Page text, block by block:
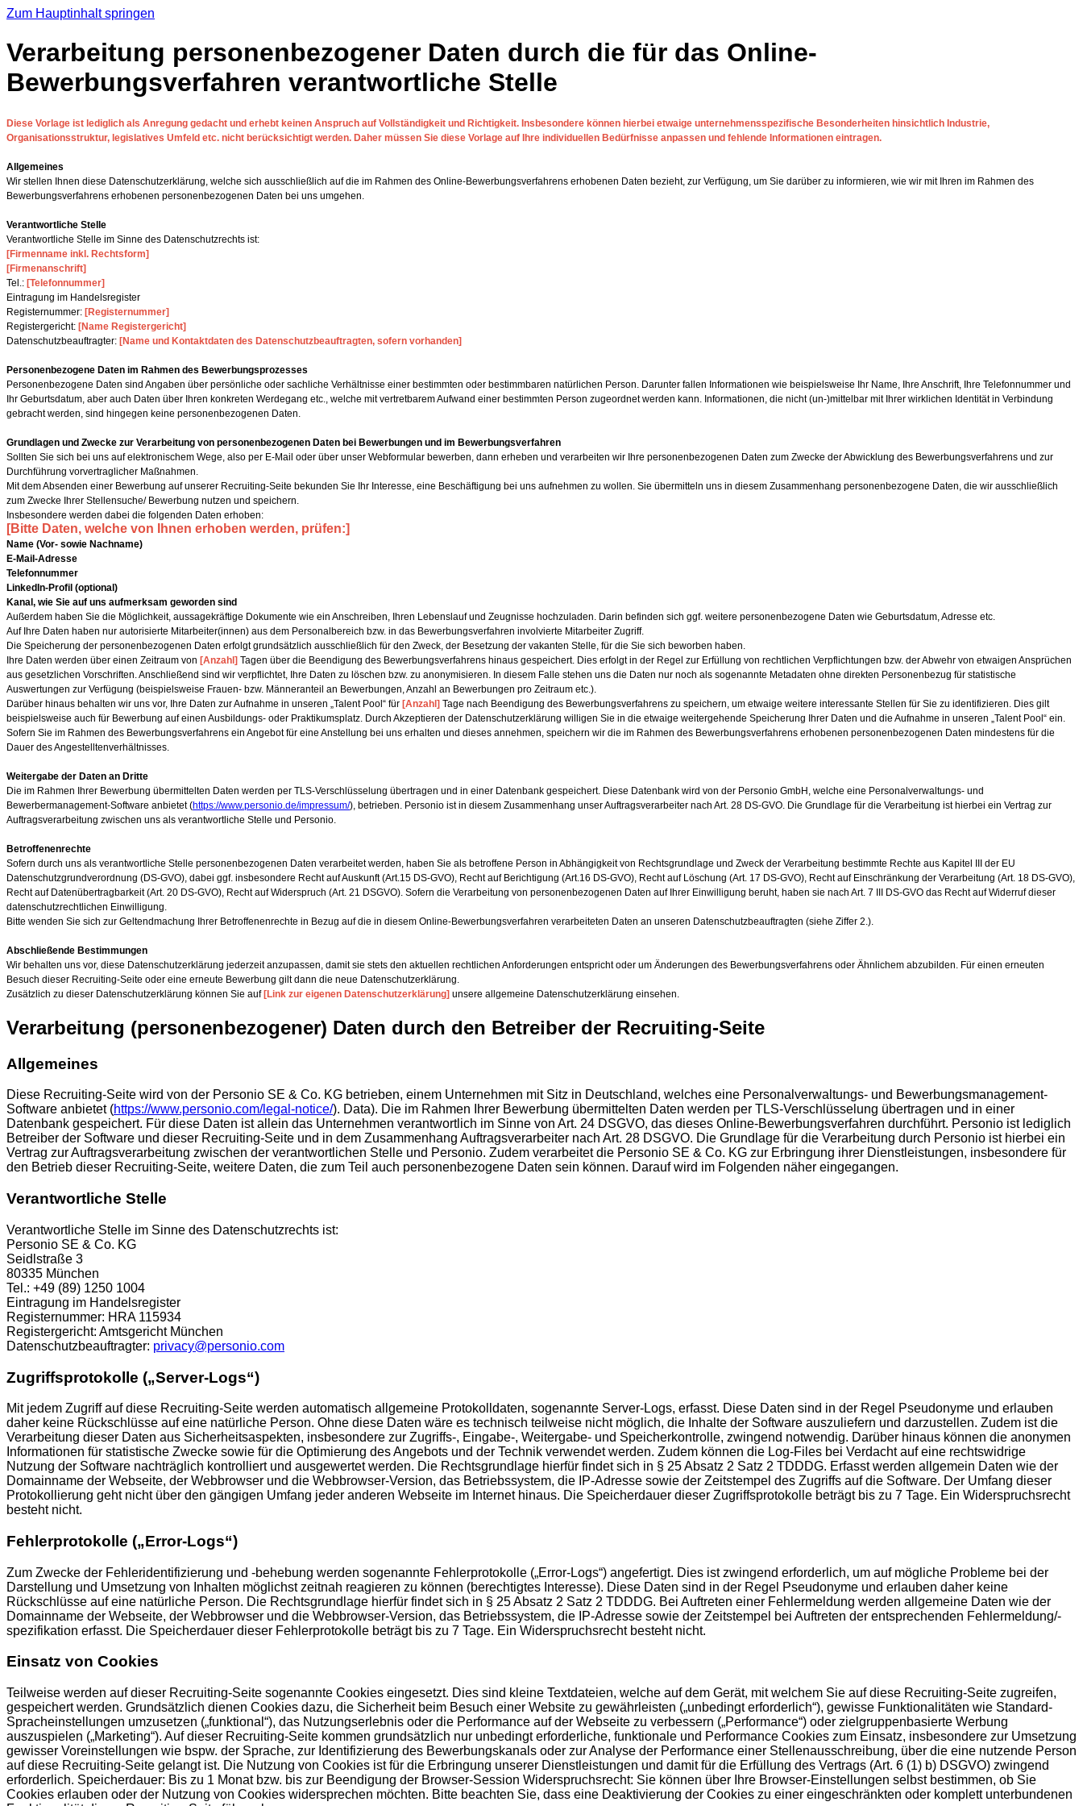
Zum Hauptinhalt springen
Verarbeitung personenbezogener Daten durch die für das Online-
Bewerbungsverfahren verantwortliche Stelle
Diese Vorlage ist lediglich als Anregung gedacht und erhebt keinen Anspruch auf Vollständigkeit und Richtigkeit. Insbesondere können hierbei etwaige unternehmensspezifische Besonderheiten hinsichtlich Industrie,
Organisationsstruktur, legislatives Umfeld etc. nicht berücksichtigt werden. Daher müssen Sie diese Vorlage auf Ihre individuellen Bedürfnisse anpassen und fehlende Informationen eintragen.
Allgemeines
Wir stellen Ihnen diese Datenschutzerklärung, welche sich ausschließlich auf die im Rahmen des Online-Bewerbungsverfahrens erhobenen Daten bezieht, zur Verfügung, um Sie darüber zu informieren, wie wir mit Ihren im Rahmen des
Bewerbungsverfahrens erhobenen personenbezogenen Daten bei uns umgehen.
Verantwortliche Stelle
Verantwortliche Stelle im Sinne des Datenschutzrechts ist:
[Firmenname inkl. Rechtsform]
[Firmenanschrift]
Tel.: [Telefonnummer]
Eintragung im Handelsregister
Registernummer: [Registernummer]
Registergericht: [Name Registergericht]
Datenschutzbeauftragter: [Name und Kontaktdaten des Datenschutzbeauftragten, sofern vorhanden]
Personenbezogene Daten im Rahmen des Bewerbungsprozesses
Personenbezogene Daten sind Angaben über persönliche oder sachliche Verhältnisse einer bestimmten oder bestimmbaren natürlichen Person. Darunter fallen Informationen wie beispielsweise Ihr Name, Ihre Anschrift, Ihre Telefonnummer und
Ihr Geburtsdatum, aber auch Daten über Ihren konkreten Werdegang etc., welche mit vertretbarem Aufwand einer bestimmten Person zugeordnet werden kann. Informationen, die nicht (un-)mittelbar mit Ihrer wirklichen Identität in Verbindung
gebracht werden, sind hingegen keine personenbezogenen Daten.
Grundlagen und Zwecke zur Verarbeitung von personenbezogenen Daten bei Bewerbungen und im Bewerbungsverfahren
Sollten Sie sich bei uns auf elektronischem Wege, also per E-Mail oder über unser Webformular bewerben, dann erheben und verarbeiten wir Ihre personenbezogenen Daten zum Zwecke der Abwicklung des Bewerbungsverfahrens und zur
Durchführung vorvertraglicher Maßnahmen.
Mit dem Absenden einer Bewerbung auf unserer Recruiting-Seite bekunden Sie Ihr Interesse, eine Beschäftigung bei uns aufnehmen zu wollen. Sie übermitteln uns in diesem Zusammenhang personenbezogene Daten, die wir ausschließlich
zum Zwecke Ihrer Stellensuche/ Bewerbung nutzen und speichern.
Insbesondere werden dabei die folgenden Daten erhoben:
[Bitte Daten, welche von Ihnen erhoben werden, prüfen:]
Name (Vor- sowie Nachname)
E-Mail-Adresse
Telefonnummer
LinkedIn-Profil (optional)
Kanal, wie Sie auf uns aufmerksam geworden sind
Außerdem haben Sie die Möglichkeit, aussagekräftige Dokumente wie ein Anschreiben, Ihren Lebenslauf und Zeugnisse hochzuladen. Darin befinden sich ggf. weitere personenbezogene Daten wie Geburtsdatum, Adresse etc.
Auf Ihre Daten haben nur autorisierte Mitarbeiter(innen) aus dem Personalbereich bzw. in das Bewerbungsverfahren involvierte Mitarbeiter Zugriff.
Die Speicherung der personenbezogenen Daten erfolgt grundsätzlich ausschließlich für den Zweck, der Besetzung der vakanten Stelle, für die Sie sich beworben haben.
Ihre Daten werden über einen Zeitraum von [Anzahl] Tagen über die Beendigung des Bewerbungsverfahrens hinaus gespeichert. Dies erfolgt in der Regel zur Erfüllung von rechtlichen Verpflichtungen bzw. der Abwehr von etwaigen Ansprüchen
aus gesetzlichen Vorschriften. Anschließend sind wir verpflichtet, Ihre Daten zu löschen bzw. zu anonymisieren. In diesem Falle stehen uns die Daten nur noch als sogenannte Metadaten ohne direkten Personenbezug für statistische
Auswertungen zur Verfügung (beispielsweise Frauen- bzw. Männeranteil an Bewerbungen, Anzahl an Bewerbungen pro Zeitraum etc.).
Darüber hinaus behalten wir uns vor, Ihre Daten zur Aufnahme in unseren „Talent Pool“ für [Anzahl] Tage nach Beendigung des Bewerbungsverfahrens zu speichern, um etwaige weitere interessante Stellen für Sie zu identifizieren. Dies gilt
beispielsweise auch für Bewerbung auf einen Ausbildungs- oder Praktikumsplatz. Durch Akzeptieren der Datenschutzerklärung willigen Sie in die etwaige weitergehende Speicherung Ihrer Daten und die Aufnahme in unseren „Talent Pool“ ein.
Sofern Sie im Rahmen des Bewerbungsverfahrens ein Angebot für eine Anstellung bei uns erhalten und dieses annehmen, speichern wir die im Rahmen des Bewerbungsverfahrens erhobenen personenbezogenen Daten mindestens für die
Dauer des Angestelltenverhältnisses.
Weitergabe der Daten an Dritte
Die im Rahmen Ihrer Bewerbung übermittelten Daten werden per TLS-Verschlüsselung übertragen und in einer Datenbank gespeichert. Diese Datenbank wird von der Personio GmbH, welche eine Personalverwaltungs- und
Bewerbermanagement-Software anbietet (https://www.personio.de/impressum/), betrieben. Personio ist in diesem Zusammenhang unser Auftragsverarbeiter nach Art. 28 DS-GVO. Die Grundlage für die Verarbeitung ist hierbei ein Vertrag zur
Auftragsverarbeitung zwischen uns als verantwortliche Stelle und Personio.
Betroffenenrechte
Sofern durch uns als verantwortliche Stelle personenbezogenen Daten verarbeitet werden, haben Sie als betroffene Person in Abhängigkeit von Rechtsgrundlage und Zweck der Verarbeitung bestimmte Rechte aus Kapitel III der EU
Datenschutzgrundverordnung (DS-GVO), dabei ggf. insbesondere Recht auf Auskunft (Art.15 DS-GVO), Recht auf Berichtigung (Art.16 DS-GVO), Recht auf Löschung (Art. 17 DS-GVO), Recht auf Einschränkung der Verarbeitung (Art. 18 DS-GVO),
Recht auf Datenübertragbarkeit (Art. 20 DS-GVO), Recht auf Widerspruch (Art. 21 DSGVO). Sofern die Verarbeitung von personenbezogenen Daten auf Ihrer Einwilligung beruht, haben sie nach Art. 7 III DS-GVO das Recht auf Widerruf dieser
datenschutzrechtlichen Einwilligung.
Bitte wenden Sie sich zur Geltendmachung Ihrer Betroffenenrechte in Bezug auf die in diesem Online-Bewerbungsverfahren verarbeiteten Daten an unseren Datenschutzbeauftragten (siehe Ziffer 2.).
Abschließende Bestimmungen
Wir behalten uns vor, diese Datenschutzerklärung jederzeit anzupassen, damit sie stets den aktuellen rechtlichen Anforderungen entspricht oder um Änderungen des Bewerbungsverfahrens oder Ähnlichem abzubilden. Für einen erneuten
Besuch dieser Recruiting-Seite oder eine erneute Bewerbung gilt dann die neue Datenschutzerklärung.
Zusätzlich zu dieser Datenschutzerklärung können Sie auf[Link zur eigenen Datenschutzerklärung] unsere allgemeine Datenschutzerklärung einsehen.
Verarbeitung (personenbezogener) Daten durch den Betreiber der Recruiting-Seite
Allgemeines
Diese Recruiting-Seite wird von der Personio SE & Co. KG betrieben, einem Unternehmen mit Sitz in Deutschland, welches eine Personalverwaltungs- und Bewerbungsmanagement-
Software anbietet (https://www.personio.com/legal-notice/). Data). Die im Rahmen Ihrer Bewerbung übermittelten Daten werden per TLS-Verschlüsselung übertragen und in einer
Datenbank gespeichert. Für diese Daten ist allein das Unternehmen verantwortlich im Sinne von Art. 24 DSGVO, das dieses Online-Bewerbungsverfahren durchführt. Personio ist lediglich
Betreiber der Software und dieser Recruiting-Seite und in dem Zusammenhang Auftragsverarbeiter nach Art. 28 DSGVO. Die Grundlage für die Verarbeitung durch Personio ist hierbei ein
Vertrag zur Auftragsverarbeitung zwischen der verantwortlichen Stelle und Personio. Zudem verarbeitet die Personio SE & Co. KG zur Erbringung ihrer Dienstleistungen, insbesondere für
den Betrieb dieser Recruiting-Seite, weitere Daten, die zum Teil auch personenbezogene Daten sein können. Darauf wird im Folgenden näher eingegangen.
Verantwortliche Stelle
Verantwortliche Stelle im Sinne des Datenschutzrechts ist:
Personio SE & Co. KG
Seidlstraße 3
80335 München
Tel.: +49 (89) 1250 1004
Eintragung im Handelsregister
Registernummer: HRA 115934
Registergericht: Amtsgericht München
Datenschutzbeauftragter: privacy@personio.com
Zugriffsprotokolle („Server-Logs“)
Mit jedem Zugriff auf diese Recruiting-Seite werden automatisch allgemeine Protokolldaten, sogenannte Server-Logs, erfasst. Diese Daten sind in der Regel Pseudonyme und erlauben
daher keine Rückschlüsse auf eine natürliche Person. Ohne diese Daten wäre es technisch teilweise nicht möglich, die Inhalte der Software auszuliefern und darzustellen. Zudem ist die
Verarbeitung dieser Daten aus Sicherheitsaspekten, insbesondere zur Zugriffs-, Eingabe-, Weitergabe- und Speicherkontrolle, zwingend notwendig. Darüber hinaus können die anonymen
Informationen für statistische Zwecke sowie für die Optimierung des Angebots und der Technik verwendet werden. Zudem können die Log-Files bei Verdacht auf eine rechtswidrige
Nutzung der Software nachträglich kontrolliert und ausgewertet werden. Die Rechtsgrundlage hierfür findet sich in § 25 Absatz 2 Satz 2 TDDDG. Erfasst werden allgemein Daten wie der
Domainname der Webseite, der Webbrowser und die Webbrowser-Version, das Betriebssystem, die IP-Adresse sowie der Zeitstempel des Zugriffs auf die Software. Der Umfang dieser
Protokollierung geht nicht über den gängigen Umfang jeder anderen Webseite im Internet hinaus. Die Speicherdauer dieser Zugriffsprotokolle beträgt bis zu 7 Tage. Ein Widerspruchsrecht
besteht nicht.
Fehlerprotokolle („Error-Logs“)
Zum Zwecke der Fehleridentifizierung und -behebung werden sogenannte Fehlerprotokolle („Error-Logs“) angefertigt. Dies ist zwingend erforderlich, um auf mögliche Probleme bei der
Darstellung und Umsetzung von Inhalten möglichst zeitnah reagieren zu können (berechtigtes Interesse). Diese Daten sind in der Regel Pseudonyme und erlauben daher keine
Rückschlüsse auf eine natürliche Person. Die Rechtsgrundlage hierfür findet sich in § 25 Absatz 2 Satz 2 TDDDG. Bei Auftreten einer Fehlermeldung werden allgemeine Daten wie der
Domainname der Webseite, der Webbrowser und die Webbrowser-Version, das Betriebssystem, die IP-Adresse sowie der Zeitstempel bei Auftreten der entsprechenden Fehlermeldung/-
spezifikation erfasst. Die Speicherdauer dieser Fehlerprotokolle beträgt bis zu 7 Tage. Ein Widerspruchsrecht besteht nicht.
Einsatz von Cookies
Teilweise werden auf dieser Recruiting-Seite sogenannte Cookies eingesetzt. Dies sind kleine Textdateien, welche auf dem Gerät, mit welchem Sie auf diese Recruiting-Seite zugreifen,
gespeichert werden. Grundsätzlich dienen Cookies dazu, die Sicherheit beim Besuch einer Website zu gewährleisten („unbedingt erforderlich“), gewisse Funktionalitäten wie Standard-
Spracheinstellungen umzusetzen („funktional“), das Nutzungserlebnis oder die Performance auf der Webseite zu verbessern („Performance“) oder zielgruppenbasierte Werbung
auszuspielen („Marketing“). Auf dieser Recruiting-Seite kommen grundsätzlich nur unbedingt erforderliche, funktionale und Performance Cookies zum Einsatz, insbesondere zur Umsetzung
gewisser Voreinstellungen wie bspw. der Sprache, zur Identifizierung des Bewerbungskanals oder zur Analyse der Performance einer Stellenausschreibung, über die eine nutzende Person
auf diese Recruiting-Seite gelangt ist. Die Nutzung von Cookies ist für die Erbringung unserer Dienstleistungen und damit für die Erfüllung des Vertrags (Art. 6 (1) b) DSGVO) zwingend
erforderlich. Speicherdauer: Bis zu 1 Monat bzw. bis zur Beendigung der Browser-Session Widerspruchsrecht: Sie können über Ihre Browser-Einstellungen selbst bestimmen, ob Sie
Cookies erlauben oder der Nutzung von Cookies widersprechen möchten. Bitte beachten Sie, dass eine Deaktivierung der Cookies zu einer eingeschränkten oder komplett unterbundenen